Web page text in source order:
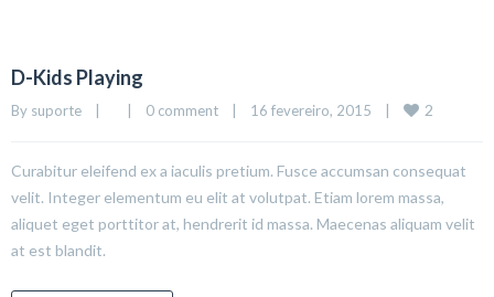
D-Kids Playing
By suporte 0 comment 16 fevereiro, 2015 2
Curabitur eleifend ex a iaculis pretium. Fusce accumsan consequat
velit. Integer elementum eu elit at volutpat. Etiam lorem massa,
aliquet eget porttitor at, hendrerit id massa. Maecenas aliquam velit
at est blandit.